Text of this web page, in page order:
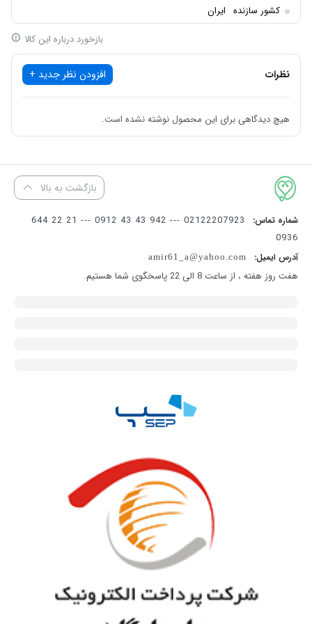
کشور سازنده ایران
بازخورد درباره این کالا
نظرات افزودن نظر جدید +
هیچ دیدگاهی برای این محصول نوشته نشده است.
بازگشت به بالا
شماره تماس:
02122207923 --- 942 43 43 0912 --- 21 22 644
0936
آدرس ایمیل: amir61_a@yahoo.com
هفت روز هفته ، از ساعت 8 الی 22 پاسخگوی شما هستیم.